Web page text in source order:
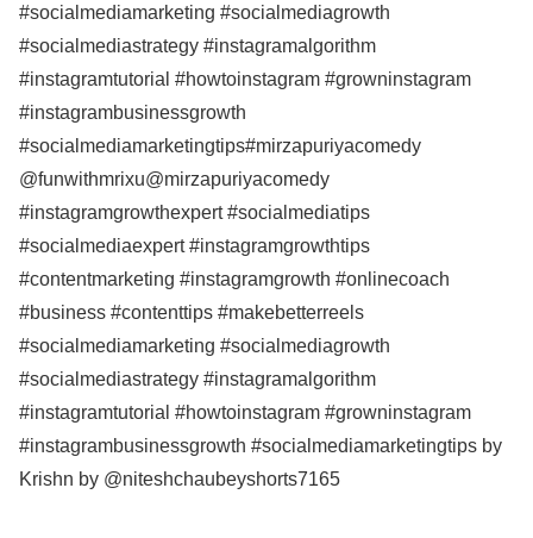
#socialmediamarketing #socialmediagrowth
#socialmediastrategy #instagramalgorithm
#instagramtutorial #howtoinstagram #growninstagram
#instagrambusinessgrowth
#socialmediamarketingtips#mirzapuriyacomedy
‪@funwithmrixu@mirzapuriyacomedy
#instagramgrowthexpert #socialmediatips
#socialmediaexpert #instagramgrowthtips
#contentmarketing #instagramgrowth #onlinecoach
#business #contenttips #makebetterreels
#socialmediamarketing #socialmediagrowth
#socialmediastrategy #instagramalgorithm
#instagramtutorial #howtoinstagram #growninstagram
#instagrambusinessgrowth #socialmediamarketingtips by
Krishn by ‪@niteshchaubeyshorts7165